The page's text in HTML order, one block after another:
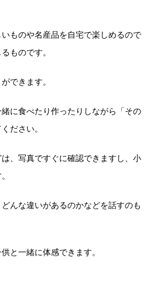
ものや名産品を自宅で楽しめるので
ものです。
できます。
に食べたり作ったりしながら「その
ださい。
は、写真ですぐに確認できますし、小
んな違いがあるのかなどを話すのも
と一緒に体感できます。